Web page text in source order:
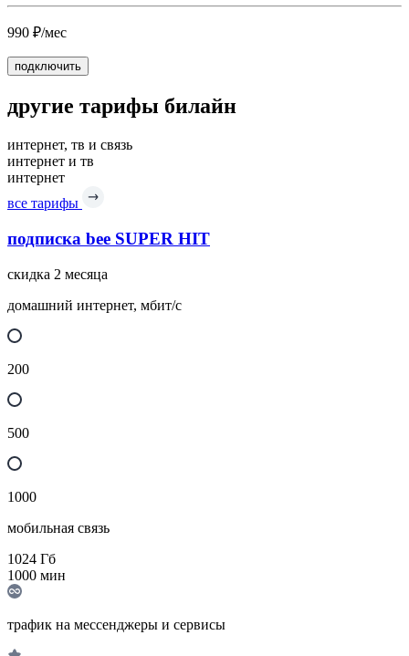
990 ₽/мес
подключить
другие тарифы билайн
интернет, тв и связь
интернет и тв
интернет
все тарифы
подписка bee SUPER HIT
скидка 2 месяца
домашний интернет, мбит/с
200
500
1000
мобильная связь
1024 Гб
1000 мин
трафик на мессенджеры и сервисы